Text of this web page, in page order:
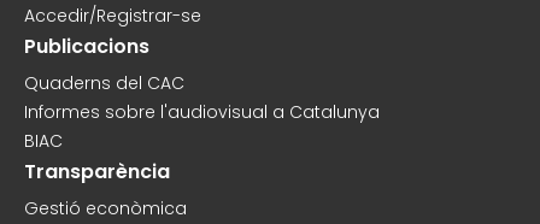
Accedir/Registrar-se
Publicacions
Quaderns del CAC
Informes sobre l'audiovisual a Catalunya
BIAC
Transparència
Gestió econòmica